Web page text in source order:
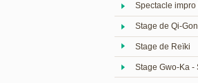
Spectacle impro
Stage de Qi-
Stage de Reïki
Stage Gwo-Ka -